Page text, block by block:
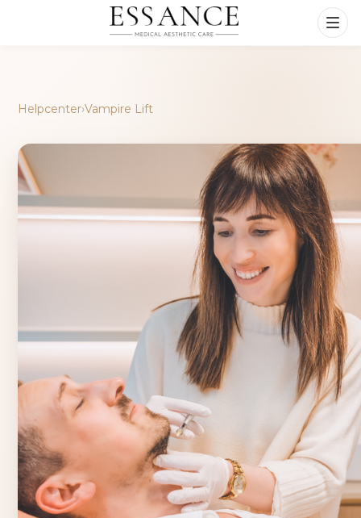
Helpcenter›Vampire Lift